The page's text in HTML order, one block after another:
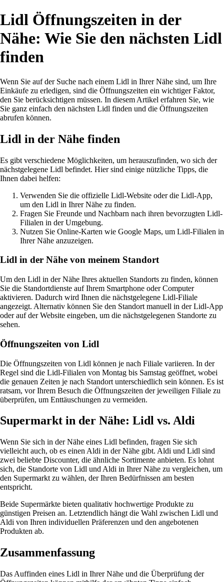
Lidl Öffnungszeiten in der
Nähe: Wie Sie den nächsten Lidl
finden
Wenn Sie auf der Suche nach einem Lidl in Ihrer Nähe sind, um Ihre
Einkäufe zu erledigen, sind die Öffnungszeiten ein wichtiger Faktor,
den Sie berücksichtigen müssen. In diesem Artikel erfahren Sie, wie
Sie ganz einfach den nächsten Lidl finden und die Öffnungszeiten
abrufen können.
Lidl in der Nähe finden
Es gibt verschiedene Möglichkeiten, um herauszufinden, wo sich der
nächstgelegene Lidl befindet. Hier sind einige nützliche Tipps, die
Ihnen dabei helfen:
Verwenden Sie die offizielle Lidl-Website oder die Lidl-App,
um den Lidl in Ihrer Nähe zu finden.
Fragen Sie Freunde und Nachbarn nach ihren bevorzugten Lidl-
Filialen in der Umgebung.
Nutzen Sie Online-Karten wie Google Maps, um Lidl-Filialen in
Ihrer Nähe anzuzeigen.
Lidl in der Nähe von meinem Standort
Um den Lidl in der Nähe Ihres aktuellen Standorts zu finden, können
Sie die Standortdienste auf Ihrem Smartphone oder Computer
aktivieren. Dadurch wird Ihnen die nächstgelegene Lidl-Filiale
angezeigt. Alternativ können Sie den Standort manuell in der Lidl-App
oder auf der Website eingeben, um die nächstgelegenen Standorte zu
sehen.
Öffnungszeiten von Lidl
Die Öffnungszeiten von Lidl können je nach Filiale variieren. In der
Regel sind die Lidl-Filialen von Montag bis Samstag geöffnet, wobei
die genauen Zeiten je nach Standort unterschiedlich sein können. Es ist
ratsam, vor Ihrem Besuch die Öffnungszeiten der jeweiligen Filiale zu
überprüfen, um Enttäuschungen zu vermeiden.
Supermarkt in der Nähe: Lidl vs. Aldi
Wenn Sie sich in der Nähe eines Lidl befinden, fragen Sie sich
vielleicht auch, ob es einen Aldi in der Nähe gibt. Aldi und Lidl sind
zwei beliebte Discounter, die ähnliche Sortimente anbieten. Es lohnt
sich, die Standorte von Lidl und Aldi in Ihrer Nähe zu vergleichen, um
den Supermarkt zu wählen, der Ihren Bedürfnissen am besten
entspricht.
Beide Supermärkte bieten qualitativ hochwertige Produkte zu
günstigen Preisen an. Letztendlich hängt die Wahl zwischen Lidl und
Aldi von Ihren individuellen Präferenzen und den angebotenen
Produkten ab.
Zusammenfassung
Das Auffinden eines Lidl in Ihrer Nähe und die Überprüfung der